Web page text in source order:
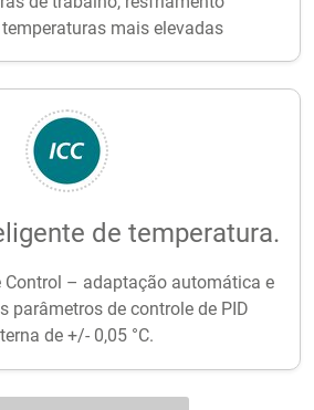
mais elevadas
de temperatura.
Control – adaptação automática e
parâmetros de controle de PID
de +/- 0,05 °C.